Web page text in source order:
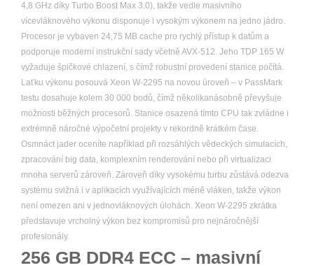
4,8 GHz díky Turbo Boost Max 3.0), takže vedle masivního
vícevláknového výkonu disponuje i vysokým výkonem na jedno jádro.
Procesor je vybaven 24,75 MB cache pro rychlý přístup k datům a
podporuje moderní instrukční sady včetně AVX-512. Jeho TDP 165 W
vyžaduje špičkové chlazení, s čímž robustní provedení stanice počítá.
Laťku výkonu posouvá Xeon W-2295 na novou úroveň – v PassMark
testu dosahuje kolem 30 000 bodů, čímž několikanásobně převyšuje
možnosti běžných procesorů. Stanice osazená tímto CPU tak zvládne i
extrémně náročné výpočetní projekty v rekordně krátkém čase.
Osmnáct jader oceníte například při rozsáhlých vědeckých simulacích,
zpracování big data, komplexním renderování nebo při virtualizaci
mnoha serverů zároveň. Zároveň díky vysokému turbu zůstává odezva
systému svižná i v aplikacích využívajících méně vláken, takže výkon
není omezen ani v jednovláknových úlohách. Xeon W-2295 zkrátka
představuje vrcholný výkon bez kompromisů pro nejnáročnější
profesionály.
256 GB DDR4 ECC – masivní